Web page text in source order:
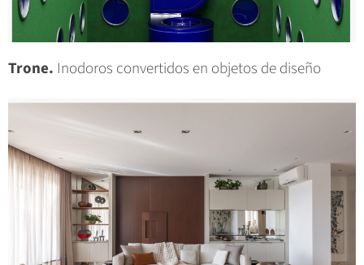
Trone. Inodoros convertidos en objetos de diseño